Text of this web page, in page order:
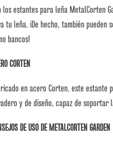
los estantes para leña MetalCorten
tu leña. ¡De hecho, también
bancos!
CORTEN
en acero Corten, este estante
y de diseño, capaz de soportar
DE USO DE METALCORTEN GARDEN